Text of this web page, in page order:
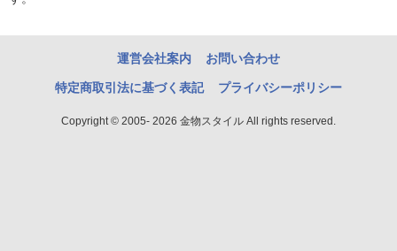
運営会社案内 お問い合わせ
特定商取引法に基づく表記 プライバシーポリシー
Copyright © 2005- 2026 金物スタイル All rights reserved.